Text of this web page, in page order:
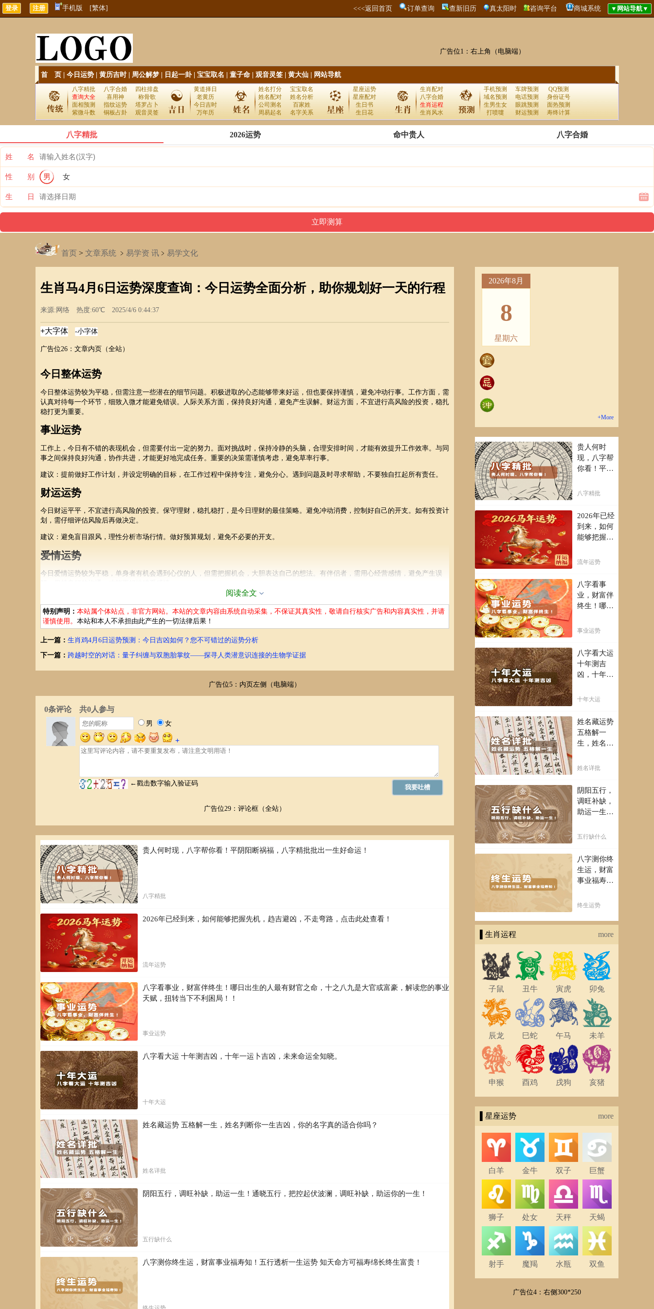
手机版 [繁体] <<<返回首页 订单查询 查新旧历 真太阳时 咨询平台 商城系统
广告位1：右上角（电脑端）
首 页 今日运势 黄历吉时| 周公解梦 日起一卦| 宝宝取名 童子命 观音灵签 黄大仙 网站导航
八字精批 八字合婚
四柱排盘
查询大全
喜用神
称骨歌
面相预测
指纹运势
塔罗占卜
紫微斗数
铜板占卦 观音灵签
黄道择日
老黄历
今日吉时
万年历
姓名打分
宝宝取名
姓名配对
姓名分析
公司测名
百家姓
周易起名
名字关系
星座运势
星座配对
生日书
生日花
生肖配对
八字合婚
生肖运程
生肖风水
手机预测 车牌预测
QQ预测
域名预测
电话预测
身份证号
生男生女
眼跳预测
面热预测
打喷嚏
财运预测 寿终计算
八字精批 2026运势 命中贵人 八字合婚
姓 名
性 别 男 女
生 日
首页 > 文章系统 ﹥ 易学资 讯 ﹥ 易学文化
生肖马4月6日运势深度查询：今日运势全面分析，助你规划好一天的行程
来源:网络 热度:60℃ 2025/4/6 0:44:37
广告位26：文章内页（全站）
今日整体运势
今日整体运势较为平稳，但需注意一些潜在的细节问题。积极进取的心态能够带来好运，但也要保持谨慎，避免冲动行事。工作方面，需
认真对待每一个环节，细致入微才能避免错误。人际关系方面，保持良好沟通，避免产生误解。财运方面，不宜进行高风险的投资，稳扎
稳打更为重要。
事业运势
工作上，今日有不错的表现机会，但需要付出一定的努力。面对挑战时，保持冷静的头脑，合理安排时间，才能有效提升工作效率。与同
事之间保持良好沟通，协作共进，才能更好地完成任务。重要的决策需谨慎考虑，避免草率行事。
建议：提前做好工作计划，并设定明确的目标，在工作过程中保持专注，避免分心。遇到问题及时寻求帮助，不要独自扛起所有责任。
财运运势
今日财运平平，不宜进行高风险的投资。保守理财，稳扎稳打，是今日理财的最佳策略。避免冲动消费，控制好自己的开支。如有投资计
划，需仔细评估风险后再做决定。
建议：避免盲目跟风，理性分析市场行情。做好预算规划，避免不必要的开支。
爱情运势
今日爱情运势较为平稳，单身者有机会遇到心仪的人，但需把握机会，大胆表达自己的想法。有伴侣者，需用心经营感情，避免产生误
健康运势
今日健康运势良好，但需注意劳逸结合，避免过度劳累。保持良好的生活习惯，均衡饮食，适度运动，才能保持健康的身体状态。
建议：适时放松身心，避免压力过大。外出时注意安全，避免发生意外。
今日幸运色
今日幸运色为蓝色，穿蓝色服装或佩戴蓝色饰品，有助提升好运。
今日幸运数字
今日幸运数字为7，在行动中多一些7这个数字，会有意想不到的收获。
今日吉时
今日注意事项
良好的生活习惯，保持充足的睡眠，才能更好地应对今日的挑战。
今日建议
今日整体运势较为平稳，建议保持积极乐观的心态，做好计划，细致入微地处理事务。注意沟通，避免误解。相信自己，一切都会顺利进
行。
属马今日运气
你好属马的人2016年运程综述属马的人，今年吉星不多，运势相对来说，较为平淡，2113工作上总感觉放不开拳脚，不过经商人士有较多
注意调整好自己情绪，不要因为运势一时冷淡而愁眉不展，积极向上的心态也能带动运势良性发展，你的努力会被老板看在眼里，这也是
你以后提4102升职位的资历。 今年凶星有「灾煞」、「天狗」、「吊客」、「囚狱」入运，象征不如意事较多，难免会迈向一些疲1653
于奔命的日子，同年恐有人事斗争、官司纠缠及无妄之灾出现。 流年不顺，处事时要认真小心谨慎，闲事莫理，凡有是非谣言，要置身
度外则可化险为夷。 整年来说小顺大逆，不宜作担保人，明哲保身为要内；并留意家中年老长辈的健康状况，若有探病问丧之事，少去
为宜。 建议佩戴「寅午戌贵人增庆手链』，随身保平安，同时可招贵人护持，增容添吉庆。
属马今曰运势由其是今天的财运如何？
事业运势下滑，做起事情就是觉得不顺心，气势冲不上来，心情也闷闷的，其实状况不好的时候，就该让自己放放假，让身心灵都适度的
纾解，才能迅速恢复元气。 以下是根据你明天的生肖运势，所提供的今日幸运颜色、数字、地点、贵人等开运方法，可以让你的自信心
加倍，好运能量上升!今日幸运颜色：浅绿色。 幸运数字与尾数：9。 最佳的开运元气食物：龙须菜。 你的事业贵人：属羊的长辈。 事业
开运法：在办公桌放置绿幽灵七星阵。 今日好运指数：财运不佳，运势低落，所以不宜做重大的决定，因为你若冲动做决定，破财的机
率将会大增，而且今日运气不佳，外出时建议别带太多钱在身上，才不会发生危险。 以下是根据你明天的生肖运势，所提供的今日幸运
颜色、数字、地点、贵人等开运方法，可以让你的自信心加倍，好运能量上升!今日幸运颜色：红色。 幸运数字与尾数：2。 幸运的时
辰：中午十一时至一时。 你的财运贵人：属虎的下属。 财运开运法：背一个红色系包包外出。 今日好运指数：今日你有些爱哭，很容易
伤春悲秋，也很容易因为一些场景，而想起你的旧情人，让你一整天都有些忧郁的感觉，其实这样的忧郁并不利于感情运，快振作起来
吧!以下是根据你明天的生肖运势，所提供的今日幸运颜色、数字、地点、贵人等开运方法，可以让你的自信心加倍，好运能量上升!今日
幸运颜色：浅绿色。 幸运数字与尾数：3。 最佳恋爱约会地点：健康步道。 你的爱情贵人：属狗的晚辈。
属相马生肖一生运程请问1966年4月初六属马的运程
符、女士请阳符，勿请错了符咒。 太岁符之外，也可请阴阳太岁符双色化太岁锦囊化解犯太岁（男士请黄色锦囊，女士请红色锦囊）。
犯太岁宜早化解，化解不利会连续衰三年的。 现在太岁庙很少，正品开光阴阳太岁符、化太岁锦囊可联系中国太岁网（太岁符网）奉
请。
阅读全文
特别声明： 本站属个体站点，非官方网站。本站的文章内容由系统自动采集，不保证其真实性，敬请自行核实广告和内容真实性，并请
谨慎使用。 本站和本人不承担由此产生的一切法律后果！
上一篇： 生肖鸡4月6日运势预测：今日吉凶如何？您不可错过的运势分析
下一篇： 跨越时空的对话：量子纠缠与双胞胎掌纹——探寻人类潜意识连接的生物学证据
广告位5：内页左侧（电脑端）
广告位29：评论框（全站）
贵人何时现，八字帮你看！平阴阳断祸福，八字精批批出一生好命运！
八字精批
2026年已经到来，如何能够把握先机，趋吉避凶，不走弯路，点击此处查看！
流年运势
八字看事业，财富伴终生！哪日出生的人最有财官之命，十之八九是大官或富豪，解读您的事业
天赋，扭转当下不利困局！！
事业运势
八字看大运 十年测吉凶，十年一运卜吉凶，未来命运全知晓。
十年大运
姓名藏运势 五格解一生，姓名判断你一生吉凶，你的名字真的适合你吗？
姓名详批
阴阳五行，调旺补缺，助运一生！通晓五行，把控起伏波澜，调旺补缺，助运你的一生！
五行缺什么
八字测你终生运，财富事业福寿知！五行透析一生运势 知天命方可福寿绵长终生富贵！
2026年8月
8
星期六
+More
贵人何时
现，八字帮
你看！平阴
八字精批批
八字精批
2026年已经
到来，如何
能够把握先
凶，不走弯
处查看！
流年运势
八字看事
业，财富伴
终生！哪日
有财官之
九是大官或
富豪，解读
您的事业天
局！！
事业运势
八字看大运
十年测吉
凶，十年一
未来命运全
十年大运
姓名藏运势
五格解一
生，姓名判
凶，你的名
你吗？
姓名详批
阴阳五行，
调旺补缺，
助运一生！
把控起伏波
缺，助运你
的一生！
五行缺什么
八字测你终
生运，财富
事业福寿
析一生运势
福寿绵长终
生富贵！
终生运势
▌生肖运程 more
子鼠 丑牛 寅虎 卯兔
辰龙 巳蛇 午马 未羊
申猴 酉鸡 戌狗 亥猪
▌星座运势 more
白羊 金牛 双子 巨蟹
狮子 处女 天秤 天蝎
射手 魔羯 水瓶 双鱼
广告位4：右侧300*250